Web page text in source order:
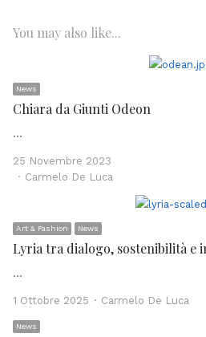
You may also like...
News
Chiara da Giunti Odeon
…
25 Novembre 2023
Author
Carmelo De Luca
Art & Fashion News
Lyria tra dialogo, sostenibilità e
…
1 Ottobre 2025 Author
Carmelo De Luca
News